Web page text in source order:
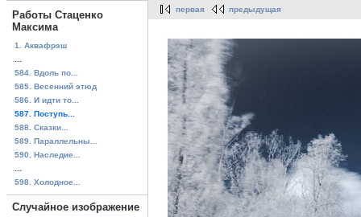
Работы Стаценко
Максима
1. Аквафрэш
584. Вдоль по...
585. Весенний этюд
586. И идти то...
587. Поступь...
588. Сказки...
589. Параллельны...
590. Наследие...
598. Холодное...
Случайное изображение
первая предыдущая